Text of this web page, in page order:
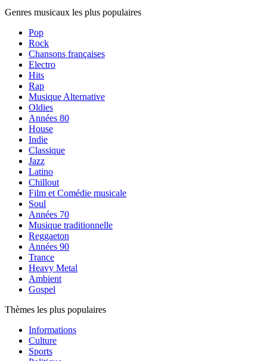
Genres musicaux les plus populaires
Pop
Rock
Chansons françaises
Electro
Hits
Rap
Musique Alternative
Oldies
Années 80
House
Indie
Classique
Jazz
Latino
Chillout
Film et Comédie musicale
Soul
Années 70
Musique traditionnelle
Reggaeton
Années 90
Trance
Heavy Metal
Ambient
Gospel
Thèmes les plus populaires
Informations
Culture
Sports